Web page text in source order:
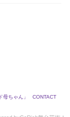
ちゃん」 CONTACT